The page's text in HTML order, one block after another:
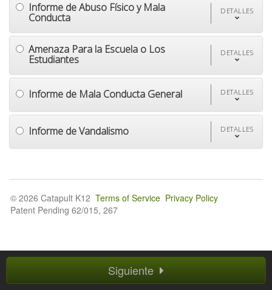
Informe de Abuso Físico y Mala
Conducta
DETALLES
Amenaza Para la Escuela o Los
Estudiantes
DETALLES
Informe de Mala Conducta General DETALLES
Informe de Vandalismo DETALLES
Siguiente
© 2026 Catapult K12 Terms of Service Privacy Policy
Patent Pending 62/015, 267